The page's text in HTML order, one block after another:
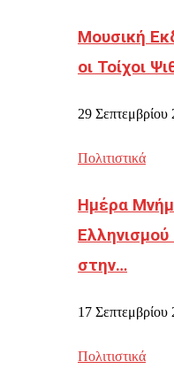
Μουσική
οι Τοίχοι
29 Σεπτεμβρίου
Πολιτιστικά
Ημέρα
στην…
17 Σεπτεμβρίου
Πολιτιστικά